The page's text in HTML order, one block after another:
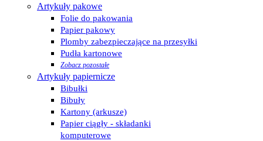
Artykuły pakowe
Folie do pakowania
Papier pakowy
Plomby zabezpieczające na przesyłki
Pudła kartonowe
Zobacz pozostałe
Artykuły papiernicze
Bibułki
Bibuły
Kartony (arkusze)
Papier ciągły - składanki
komputerowe